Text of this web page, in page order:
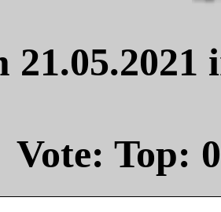
Vote: Top: 0